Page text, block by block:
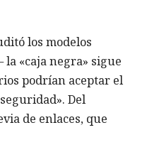
los modelos
«caja negra» sigue
podrían aceptar el
Del
de enlaces, que